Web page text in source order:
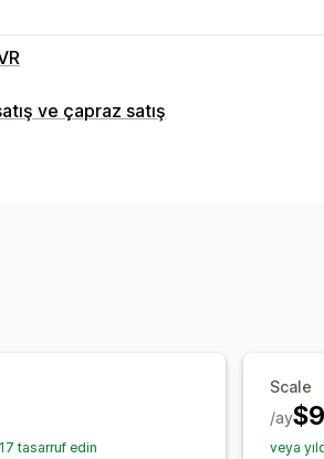
ve çapraz satış
tasarruf edin
Scale
/ay
veya